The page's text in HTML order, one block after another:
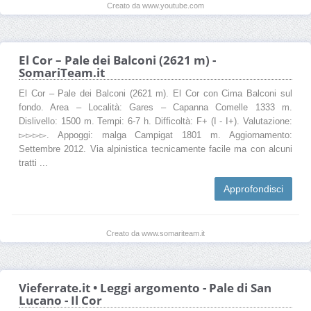
Creato da www.youtube.com
El Cor – Pale dei Balconi (2621 m) -
SomariTeam.it
El Cor – Pale dei Balconi (2621 m). El Cor con Cima Balconi sul
fondo. Area – Località: Gares – Capanna Comelle 1333 m.
Dislivello: 1500 m. Tempi: 6-7 h. Difficoltà: F+ (I - I+). Valutazione:
▻▻▻▻. Appoggi: malga Campigat 1801 m. Aggiornamento:
Settembre 2012. Via alpinistica tecnicamente facile ma con alcuni
tratti ...
Approfondisci
Creato da www.somariteam.it
Vieferrate.it • Leggi argomento - Pale di San
Lucano - Il Cor